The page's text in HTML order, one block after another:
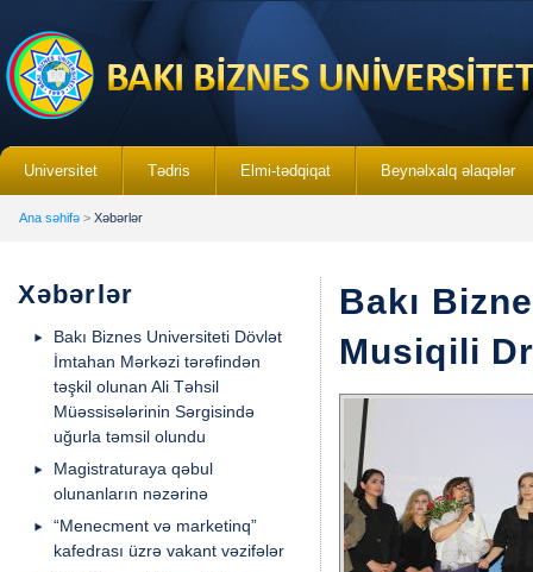
Universitet Tədris Elmi-tədqiqat Beynəlxalq əlaqələr
Ana səhifə > Xəbərlər
Xəbərlər
Bakı Biznes Universiteti Dövlət
İmtahan Mərkəzi tərəfindən
təşkil olunan Ali Təhsil
Müəssisələrinin Sərgisində
uğurla təmsil olundu
Magistraturaya qəbul
olunanların nəzərinə
“Menecment və marketinq”
kafedrası üzrə vakant vəzifələr
Bakı
Musiqili